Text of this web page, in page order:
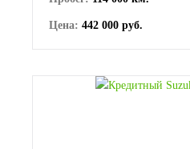
Цена: 442 000 руб.